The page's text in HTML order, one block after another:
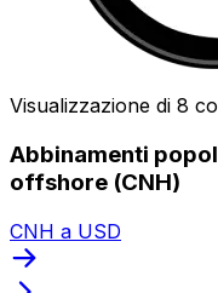
Visualizzazione di 8
Abbinamenti
offshore (CNH)
CNH a USD